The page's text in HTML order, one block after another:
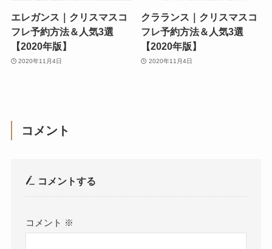
エレガンス｜クリスマスコ
フレ予約方法＆人気3選
【2020年版】
2020年11月4日
クラランス｜クリスマスコ
フレ予約方法＆人気3選
【2020年版】
2020年11月4日
コメント
コメントする
コメント ※